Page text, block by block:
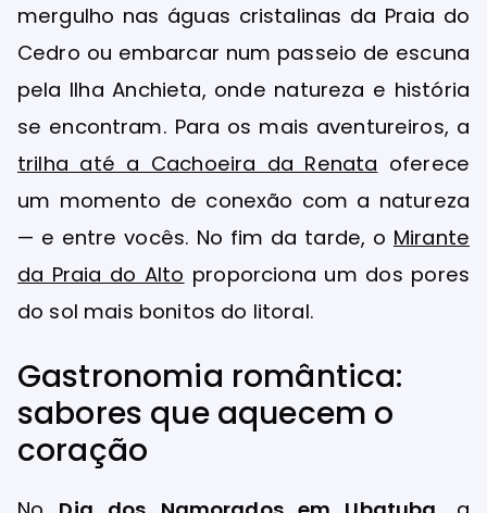
mergulho nas águas cristalinas da Praia do
Cedro ou embarcar num passeio de escuna
pela Ilha Anchieta, onde natureza e história
se encontram. Para os mais aventureiros, a
trilha até a Cachoeira da Renata oferece
um momento de conexão com a natureza
— e entre vocês. No fim da tarde, o Mirante
da Praia do Alto proporciona um dos pores
do sol mais bonitos do litoral.
Gastronomia romântica:
sabores que aquecem o
coração